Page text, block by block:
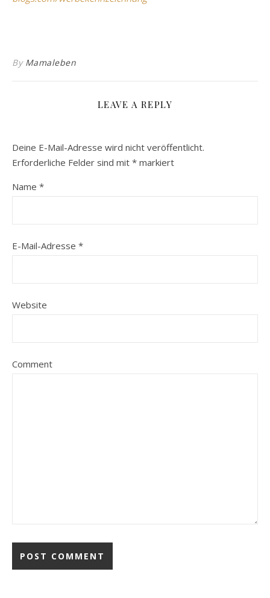
By Mamaleben
LEAVE A REPLY
Deine E-Mail-Adresse wird nicht veröffentlicht.
Erforderliche Felder sind mit * markiert
Name *
E-Mail-Adresse *
Website
Comment